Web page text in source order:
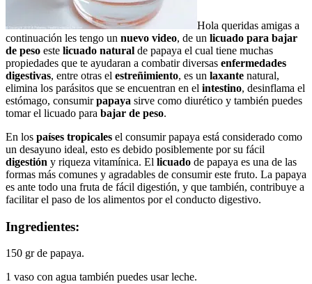
Hola queridas amigas a
continuación les tengo un nuevo video, de un licuado para bajar
de peso este licuado natural de papaya el cual tiene muchas
propiedades que te ayudaran a combatir diversas enfermedades
digestivas, entre otras el estreñimiento, es un laxante natural,
elimina los parásitos que se encuentran en el intestino, desinflama el
estómago, consumirpapaya sirve como diurético y también puedes
tomar el licuado para bajar de peso.
En los países tropicales el consumir papaya está considerado como
un desayuno ideal, esto es debido posiblemente por su fácil
digestión y riqueza vitamínica. El licuado de papaya es una de las
formas más comunes y agradables de consumir este fruto. La papaya
es ante todo una fruta de fácil digestión, y que también, contribuye a
facilitar el paso de los alimentos por el conducto digestivo.
Ingredientes:
150 gr de papaya.
1 vaso con agua también puedes usar leche.